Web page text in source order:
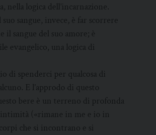
nella logica dell’incarnazione.
sangue, invece, è far scorrere
il sangue del suo amore; è
evangelico, una logica di
di spenderci per qualcosa di
E l’approdo di questo
bere è un terreno di profonda
(«rimane in me e io in
che si incontrano e si